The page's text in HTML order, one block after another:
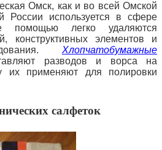
Омск, как и во всей Омской
России используется в сфере
помощью легко удаляются
конструктивных элементов и
Хлопчатобумажные
разводов и ворса на
их применяют для полировки
салфеток